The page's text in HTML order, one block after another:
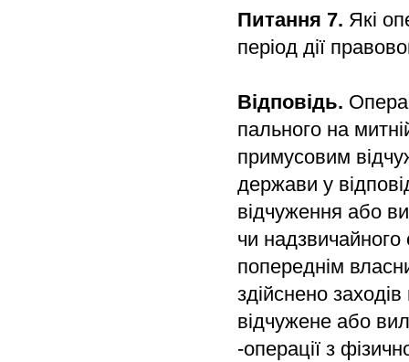
Питання 7. Які
період дії
Відповідь.
пального на
примусовим
держави у
відчуження або
чи
попереднім
здійснено
відчужене або
-операції з